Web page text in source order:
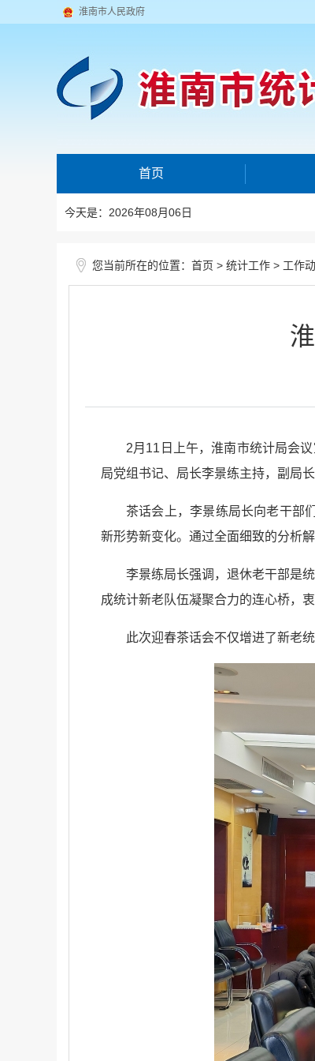
淮南市人民政府
首页
今天是：2026年08月06日
您当前所在的位置： 首页 > 统计工作 > 工作
2月11日上午，淮南市统计局会
局党组书记、局长李景练主持，副局
茶话会上，李景练局长向老干部
新形势新变化。通过全面细致的分析
李景练局长强调，退休老干部是
成统计新老队伍凝聚合力的连心桥，
此次迎春茶话会不仅增进了新老